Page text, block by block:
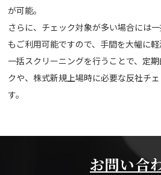
が可能。
さらに、チェック対象が多い場合には
もご利用可能ですので、手間を大幅に軽
一括スクリーニングを行うことで、定
クや、株式新規上場時に必要な反社チ
す。
お問い合